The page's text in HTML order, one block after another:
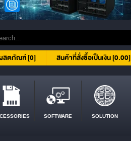
สินค้าที่สั่งซื้อเป็นเงิน [0.00]
ลิตภัณฑ์ [0]
SOFTWARE SOLUTION